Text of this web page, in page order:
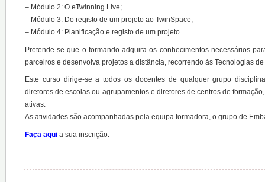
– Módulo 2: O eTwinning Live;
– Módulo 3: Do registo de um projeto ao TwinSpace;
– Módulo 4: Planificação e registo de um projeto.
Pretende-se que o formando adquira os conhecimentos necessários
parceiros e desenvolva projetos a distância, recorrendo às Tecnologias
Este curso dirige-se a todos os docentes de qualquer grupo
diretores de escolas ou agrupamentos e diretores de centros de
ativas.
As atividades são acompanhadas pela equipa formadora, o grupo de
Faça aqui a sua inscrição.